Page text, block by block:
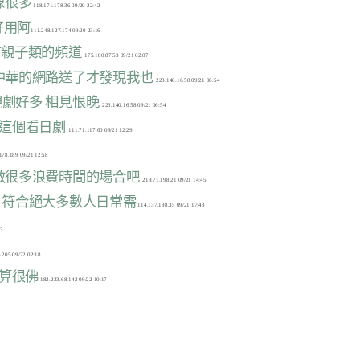
用阿
子類的頻道
  175.180.87.53 09/21 02:07
華的網路送了才發現我也
  223.140.16.58 09/21 06:54
好多 相見恨晚
  223.140.16.58 09/21 06:54
個看日劇
  111.71.117.60 09/21 12:29
111.185.178.189 09/21 12:58
很多浪費時間的場合吧
  219.71.198.21 09/21 14:45
合絕大多數人日常需 114.137.198.35 09/21 17:43
114.137.198.35 09/21 17:43
188.174.165.205 09/22 02:18
很佛